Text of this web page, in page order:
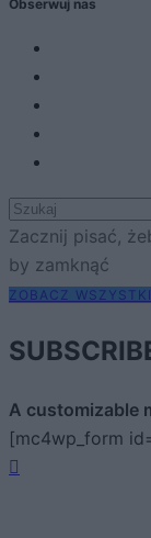
Obserwuj nas
Zacznij pisać,
by zamknąć
ZOBACZ
A customizable
[mc4wp_form